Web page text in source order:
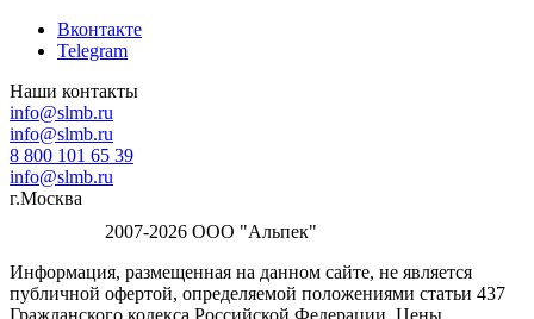
Вконтакте
Telegram
Наши контакты
info@slmb.ru
info@slmb.ru
8 800 101 65 39
info@slmb.ru
г.Москва
2007-2026 ООО "Альпек"
Информация, размещенная на данном сайте, не является
публичной офертой, определяемой положениями статьи 437
Гражданского кодекса Российской Федерации. Цены,